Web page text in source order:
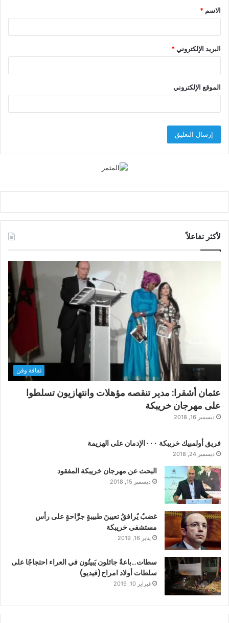
*
الاسم *
البريد الإلكتروني*
الموقع الإلكتروني
لأكثر تفاعلاً
ثقافة وفن
عثمان أشقرا: مدير تنقصه مؤهلات وانتهازيون تسلطوا
على مهرجان خريبكة
ديسمبر 16, 2018
فريق أولمبيك خريبكة ٠٠٠الإدمان على الهزيمة
ديسمبر 24, 2018
البحث عن مهرجان خريبكة المفقود
ديسمبر 15, 2018
غضبٌ يُرافقُ تعيينَ طبيبةٍ جرَّاحةٍ على رأس
مستشفى خريبكة
يناير 16, 2019
سطات…باعةٌ جائلون يَبيتُون في العراء احتجاجًا على
سلطات أولاد امراح(فيديو)
فبراير 10, 2019